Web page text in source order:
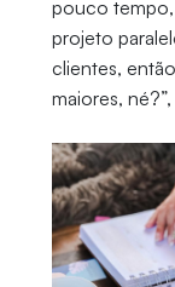
pouco
projeto
clientes,
maiores,